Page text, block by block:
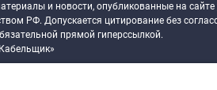
и новости, опубликованные на сайте
РФ. Допускается цитирование без
прямой гиперссылкой.